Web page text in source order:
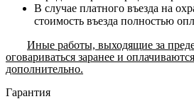
В случае платного въезда на
стоимость въезда полностью
Иные работы, выходящие за
оговариваться заранее и
дополнительно.
Гарантия